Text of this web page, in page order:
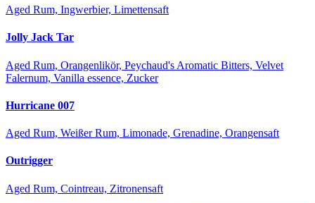
Aged Rum, Ingwerbier, Limettensaft
Jolly Jack Tar
Aged Rum, Orangenlikör, Peychaud's Aromatic Bitters, Velvet
Falernum, Vanilla essence, Zucker
Hurricane 007
Aged Rum, Weißer Rum, Limonade, Grenadine, Orangensaft
Outrigger
Aged Rum, Cointreau, Zitronensaft